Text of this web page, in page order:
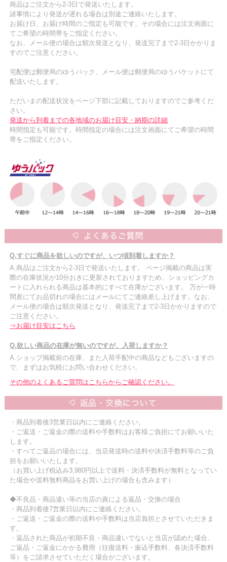
商品はご注文から2-3日で発送いたします。
諸事情により発送が遅れる場合は別途ご連絡いたします。
お届け日、お届け時間のご指定も可能です。その場合には注文画面に
てご希望の時間帯をご指定ください。
なお、メール便の場合は順次発送となり、発送完了まで2-3日かかりま
すのでご注意ください。
宅配便は郵便局のゆうパック、メール便は郵便局のゆうパケットにて
配送いたします。
ただいまの配送状況をページ下部に記載しておりますのでご参考くだ
さい。
発送から到着までの各地域のお届け目安・納期の詳細
時間指定も可能です。時間指定の場合には注文画面にてご希望の時間
帯をご指定ください。
Q.すぐに商品を欲しいのですが、いつ頃到着しますか？
A.商品はご注文から2-3日で発送いたします。 ページ掲載の商品は実
際の在庫状況が10分おきに更新されておりますため、ショッピングカ
ートに入れられる商品は基本的にすべて在庫がございます。 万が一時
間差にてお品切れの場合にはメールにてご連絡差し上げます。なお、
メール便の場合は順次発送となり、発送完了まで2-3日かかりますので
ご注意ください。
⇒お届け目安はこちら
Q.欲しい商品の在庫が無いのですが、入荷しますか？
A.ショップ掲載前の在庫、また入荷手配中の商品などもございますの
で、まずはお気軽にお問い合わせください。
その他のよくあるご質問はこちらからご確認ください。
・商品到着後3営業日以内にご連絡ください。
・ご返送・ご返金の際の送料や手数料はお客様ご負担にてお願いいた
します。
・すべてご返品の場合には、当店発送時の送料や決済手数料等のご負
担をお願いいたします。
（お買い上げ税込み3,980円以上で送料・決済手数料が無料となってい
た場合や送料無料商品をお買い上げの場合も含みます）
◆不良品・商品違い等の当店の責による返品・交換の場合
・商品到着後7営業日以内にご連絡ください。
・ご返送・ご返金の際の送料や手数料は当店負担とさせていただきま
す。
・返品された商品が初期不良・商品違いでないと当店が認めた場合、
ご返品・ご返金にかかる費用（往復送料・振込手数料、各決済手数料
等）をご請求させていただく場合がございます。